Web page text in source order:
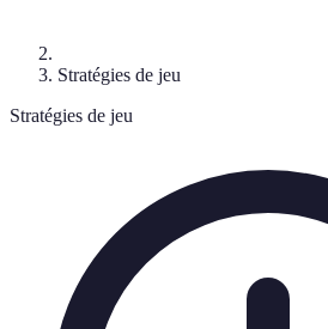
Stratégies de jeu
Stratégies de jeu